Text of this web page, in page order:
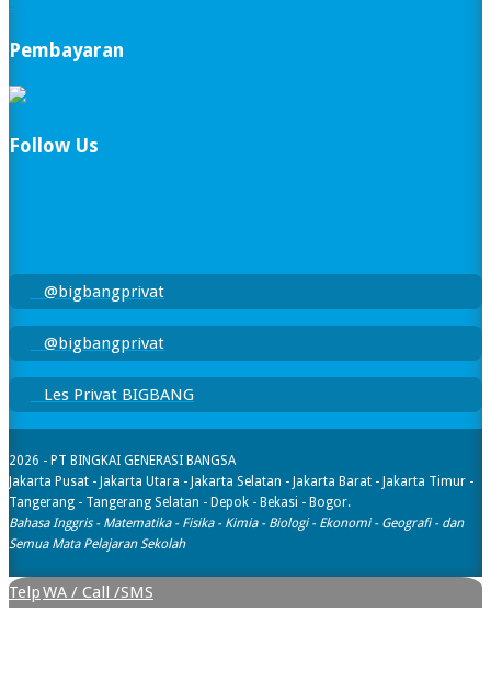
Pembayaran
Follow Us
@bigbangprivat
@bigbangprivat
Les Privat BIGBANG
2026 - PT BINGKAI GENERASI BANGSA
Jakarta Pusat - Jakarta Utara - Jakarta Selatan - Jakarta Barat - Jakarta Timur -
Tangerang - Tangerang Selatan - Depok - Bekasi - Bogor.
Bahasa Inggris - Matematika - Fisika - Kimia - Biologi - Ekonomi - Geografi​ - dan
Semua Mata Pelajaran Sekolah
TelpWA / Call /SMS